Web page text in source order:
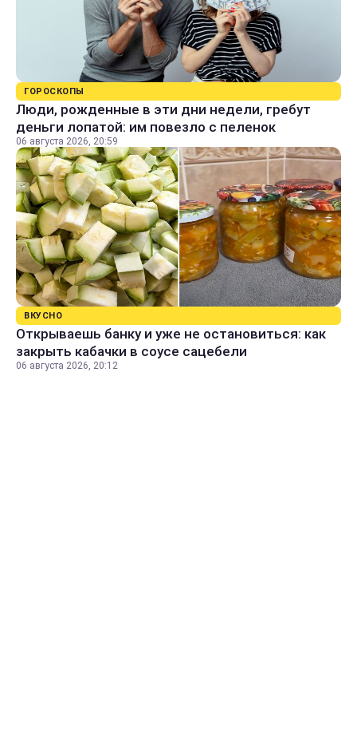
ГОРОСКОПЫ
Люди, рожденные в эти дни недели, гребут
деньги лопатой: им повезло с пеленок
06 августа 2026, 20:59
ВКУСНО
Открываешь банку и уже не остановиться: как
закрыть кабачки в соусе сацебели
06 августа 2026, 20:12